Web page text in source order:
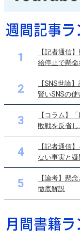
1
【記者通信
給停止で懸命
2
【SNS世論
賢いSNSの使
3
【コラム】
敗戦を反省し
4
【記者通信
ない事実と疑
5
【論考】懸
徹底解説